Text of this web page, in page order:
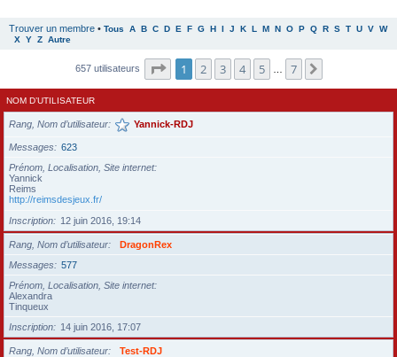
Trouver un membre • Tous A B C D E F G H I J K L M N O P Q R S T U V W
X Y Z Autre
657 utilisateurs Page sur7
1 2 3 4 5 7
NOM D’UTILISATEUR
Rang, Nom d’utilisateur Yannick-RDJ
Messages
623
Prénom, Localisation, Site internet
Yannick
Reims
http://reimsdesjeux.fr/
Inscription
12 juin 2016, 19:14
Rang, Nom d’utilisateur
DragonRex
Messages
577
Prénom, Localisation, Site internet
Alexandra
Tinqueux
Inscription
14 juin 2016, 17:07
Rang, Nom d’utilisateur
Test-RDJ